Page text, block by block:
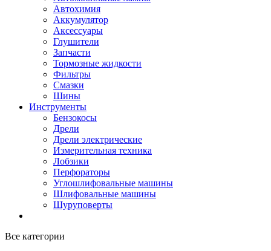
Автохимия
Аккумулятор
Аксессуары
Глушители
Запчасти
Тормозные жидкости
Фильтры
Смазки
Шины
Инструменты
Бензокосы
Дрели
Дрели электрические
Измерительная техника
Лобзики
Перфораторы
Углошлифовальные машины
Шлифовальные машины
Шуруповерты
Все категории